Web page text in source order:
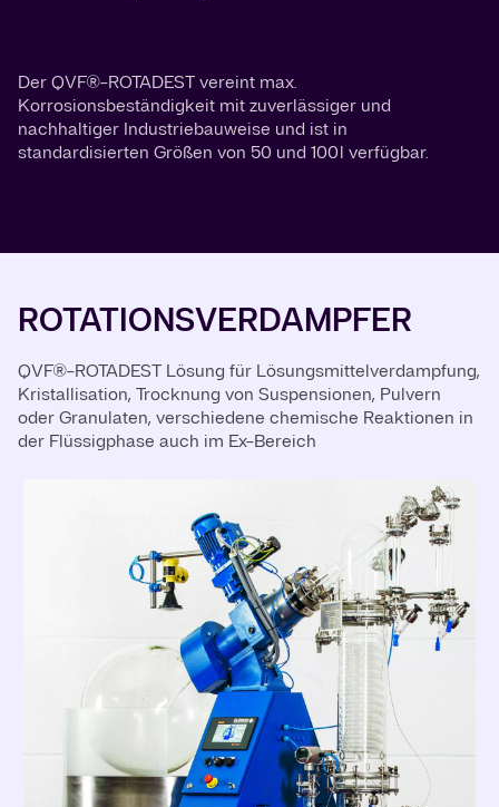
Der QVF®-ROTADEST vereint max.
Korrosionsbeständigkeit mit zuverlässiger und
nachhaltiger Industriebauweise und ist in
standardisierten Größen von 50 und 100 l verfügbar.
ROTATIONSVERDAMPFER
QVF®-ROTADEST Lösung für Lösungsmittelverdampfung,
Kristallisation, Trocknung von Suspensionen, Pulvern
oder Granulaten, verschiedene chemische Reaktionen in
der Flüssigphase auch im Ex-Bereich